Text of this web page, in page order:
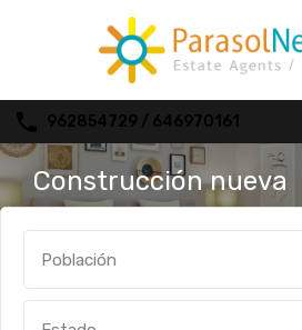
962854729 / 646970161
Construcción nueva
Población